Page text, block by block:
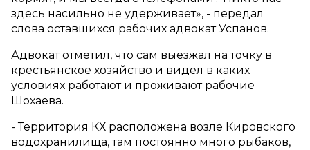
здесь насильно не удерживает», - передал
слова оставшихся рабочих адвокат Успанов.
Адвокат отметил, что сам выезжал на точку в
крестьянское хозяйство и видел в каких
условиях работают и проживают рабочие
Шохаева.
- Территория КХ расположена возле Кировского
водохранилища, там постоянно много рыбаков,